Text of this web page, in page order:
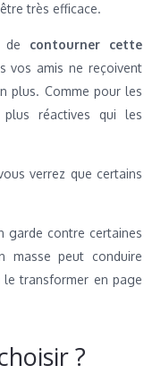
très efficace.
de contourner cette
vos amis ne reçoivent
plus. Comme pour les
réactives qui les
verrez que certains
garde contre certaines
masse peut conduire
transformer en page
?